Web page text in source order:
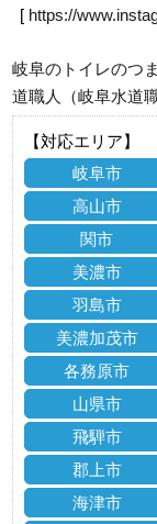
[ https://
岐阜のトイレのつ
道職人（岐阜水道
【対応エリア】
岐阜市
高山市
関市
美濃市
羽島市
美濃加茂市
各務原市
山県市
飛騨市
郡上市
海津市